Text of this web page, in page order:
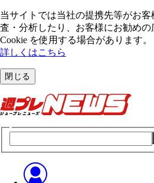
当サイトでは当社の提携先等がお
査・分析したり、お客様にお勧め
Cookie を使⽤する場合があります。
詳しくはこちら
閉じる